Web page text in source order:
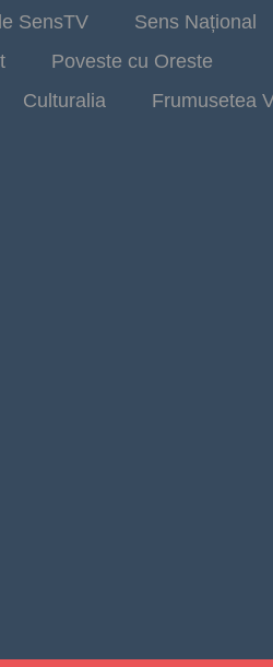
SensTV
Sens Național
Poveste cu Oreste
Culturalia Frumusetea